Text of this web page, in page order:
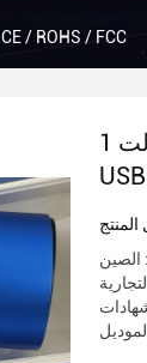
شاحن سيارة 12 فولت 1 USB شاحن سيارة مع منفذ USB مزدوج معايير CE / ROHS / FCC
شاحن سيارة 12 فولت 1 USB شاحن سيارة مع منفذ
الصين